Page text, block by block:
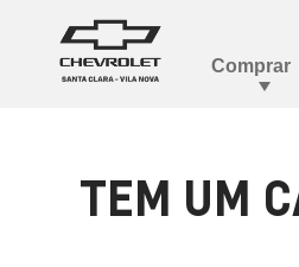
TEM UM